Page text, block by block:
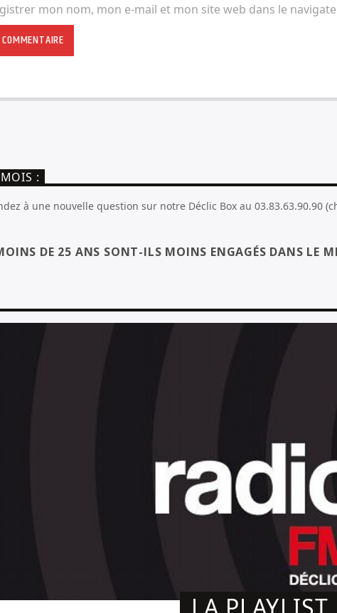
mon nom, mon e-mail et mon site web dans le
:
à une nouvelle question sur notre Déclic Box au 03.83.63.90.90
DE 25 ANS SONT-ILS MOINS ENGAGÉS DANS LE